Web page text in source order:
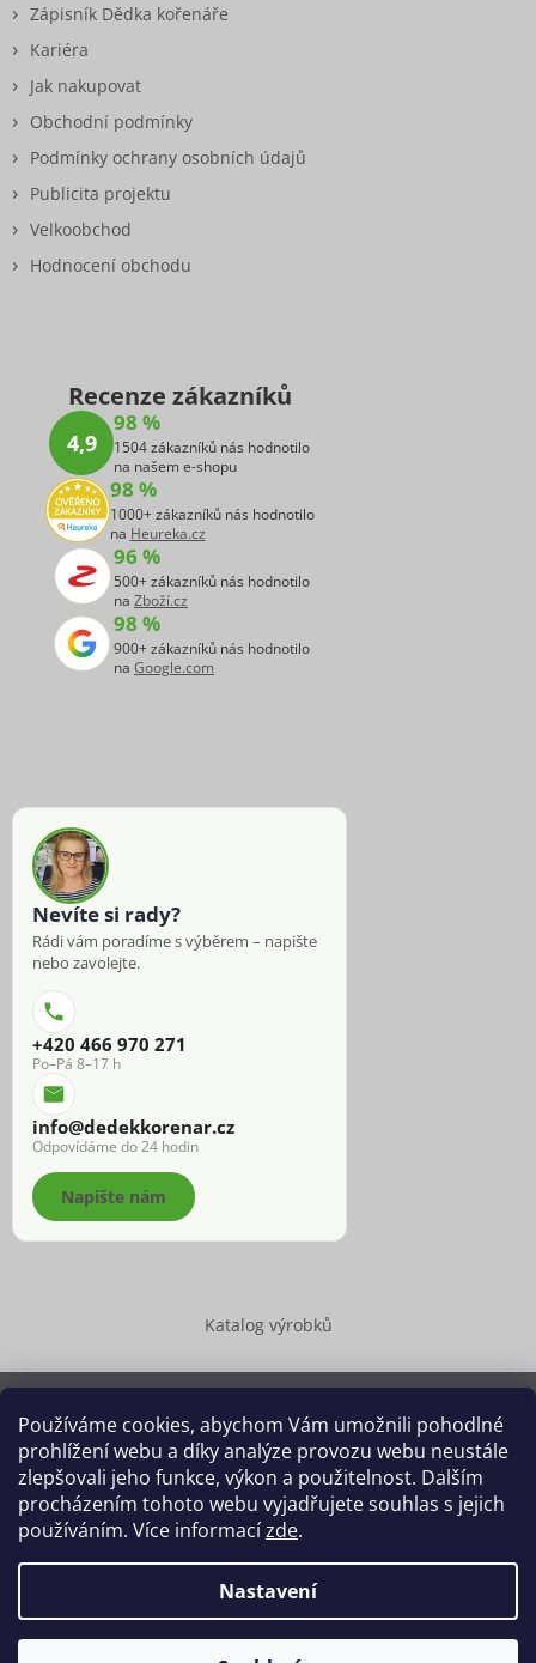
Používáme cookies, abychom Vám umožnili pohodlné
prohlížení webu a díky analýze provozu webu neustále
zlepšovali jeho funkce, výkon a použitelnost. Dalším
procházením tohoto webu vyjadřujete souhlas s jejich
používáním. Více informacízde.
Nastavení
Zápisník Dědka kořenáře
Kariéra
Jak nakupovat
Obchodní podmínky
Podmínky ochrany osobních údajů
Publicita projektu
Velkoobchod
Hodnocení obchodu
Recenze zákazníků
4,9
98 %
1504 zákazníků nás hodnotilo
na našem e-shopu
98 %
1000+ zákazníků nás hodnotilo
na Heureka.cz
96 %
500+ zákazníků nás hodnotilo
na Zboží.cz
98 %
900+ zákazníků nás hodnotilo
na Google.com
Nevíte si rady?
Rádi vám poradíme s výběrem – napište
nebo zavolejte.
+420 466 970 271
Po–Pá 8–17 h
info@dedekkorenar.cz
Odpovídáme do 24 hodin
Napište nám
Katalog výrobků
Copyright 2026 Dědek kořenář®
. Všechna práva vyhrazena.
Upravit nastavení cookies
Grafický návrh vytvořil a na Shoptet implementoval
Shoptetak.cz.
Vytvořil Shoptet